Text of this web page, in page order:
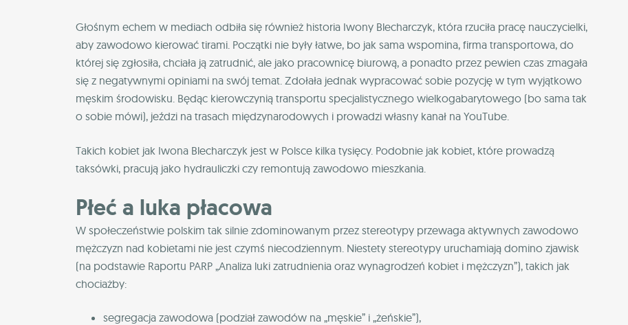
Głośnym echem w mediach odbiła się również historia Iwony Blecharczyk, która rzuciła pracę nauczycielki,
aby zawodowo kierować tirami. Początki nie były łatwe, bo jak sama wspomina, firma transportowa, do
której się zgłosiła, chciała ją zatrudnić, ale jako pracownicę biurową, a ponadto przez pewien czas zmagała
się z negatywnymi opiniami na swój temat. Zdołała jednak wypracować sobie pozycję w tym wyjątkowo
męskim środowisku. Będąc kierowczynią transportu specjalistycznego wielkogabarytowego (bo sama tak
o sobie mówi), jeździ na trasach międzynarodowych i prowadzi własny kanał na YouTube.
Takich kobiet jak Iwona Blecharczyk jest w Polsce kilka tysięcy. Podobnie jak kobiet, które prowadzą
taksówki, pracują jako hydrauliczki czy remontują zawodowo mieszkania.
Płeć a luka płacowa
W społeczeństwie polskim tak silnie zdominowanym przez stereotypy przewaga aktywnych zawodowo
mężczyzn nad kobietami nie jest czymś niecodziennym. Niestety stereotypy uruchamiają domino zjawisk
(na podstawie Raportu PARP „Analiza luki zatrudnienia oraz wynagrodzeń kobiet i mężczyzn”), takich jak
chociażby:
segregacja zawodowa (podział zawodów na „męskie” i „żeńskie”),